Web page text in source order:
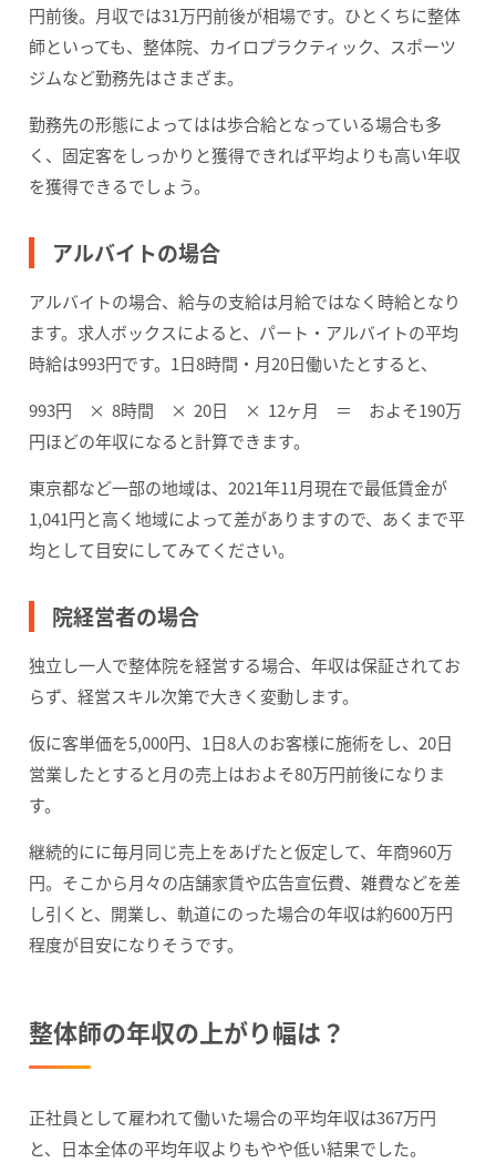
円前後。月収では31万円前後が相場です。ひとくちに整体
師といっても、整体院、カイロプラクティック、スポーツ
ジムなど勤務先はさまざま。
勤務先の形態によってはは歩合給となっている場合も多
く、固定客をしっかりと獲得できれば平均よりも高い年収
を獲得できるでしょう。
アルバイトの場合
アルバイトの場合、給与の支給は月給ではなく時給となり
ます。求人ボックスによると、パート・アルバイトの平均
時給は993円です。1日8時間・月20日働いたとすると、
993円 × 8時間 × 20日 × 12ヶ月 ＝ およそ190万
円ほどの年収になると計算できます。
東京都など一部の地域は、2021年11月現在で最低賃金が
1,041円と高く地域によって差がありますので、あくまで平
均として目安にしてみてください。
院経営者の場合
独立し一人で整体院を経営する場合、年収は保証されてお
らず、経営スキル次第で大きく変動します。
仮に客単価を5,000円、1日8人のお客様に施術をし、20日
営業したとすると月の売上はおよそ80万円前後になりま
す。
継続的にに毎月同じ売上をあげたと仮定して、年商960万
円。そこから月々の店舗家賃や広告宣伝費、雑費などを差
し引くと、開業し、軌道にのった場合の年収は約600万円
程度が目安になりそうです。
整体師の年収の上がり幅は？
正社員として雇われて働いた場合の平均年収は367万円
と、日本全体の平均年収よりもやや低い結果でした。